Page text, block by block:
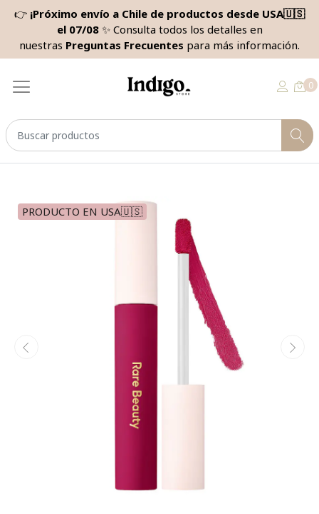
👉 ¡Próximo envío a Chile de productos desde USA🇺🇸
el 07/08✨ Consulta todos los detalles en
nuestras Preguntas Frecuentes para más información.
0
PRODUCTO EN USA🇺🇸